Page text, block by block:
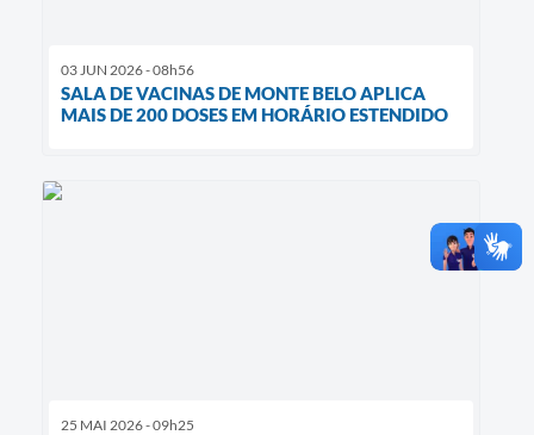
03 JUN 2026 - 08h56
SALA DE VACINAS DE MONTE BELO APLICA
MAIS DE 200 DOSES EM HORÁRIO ESTENDIDO
25 MAI 2026 - 09h25